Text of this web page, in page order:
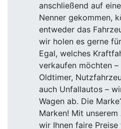
anschließend auf
Nenner gekommen,
entweder das
wir holen es gerne
Egal, welches
verkaufen möchten –
Oldtimer,
auch Unfallautos –
Wagen ab. Die
Marken! Mit
wir Ihnen faire Preise